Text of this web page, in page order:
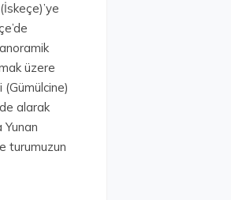
üzere
alarak
Yunan
turumuzun